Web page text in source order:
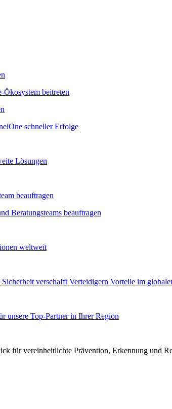
Ökosystem beitreten
schneller Erfolge
Lösungen
beauftragen
Beratungsteams beauftragen
weltweit
verschafft Verteidigern Vorteile im
unsere Top-Partner in Ihrer Region
für vereinheitlichte Prävention, Erkennung und